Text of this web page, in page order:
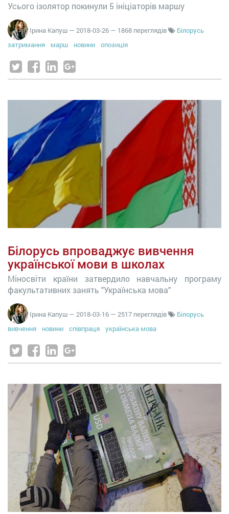
Усього ізолятор покинули 5 ініціаторів маршу
Ірина Капуш — 2018-03-26 — 1868 переглядів
Білорусь
затримання
марш новини опозиція
Білорусь впроваджує вивчення
української мови в школах
Міносвіти країни затвердило навчальну програму
факультативних занять "Українська мова"
Ірина Капуш — 2018-03-16 — 2517 переглядів
Білорусь
вивчення
новини співпраця українська мова